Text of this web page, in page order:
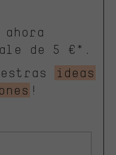
de 5 €*.
ideas
!